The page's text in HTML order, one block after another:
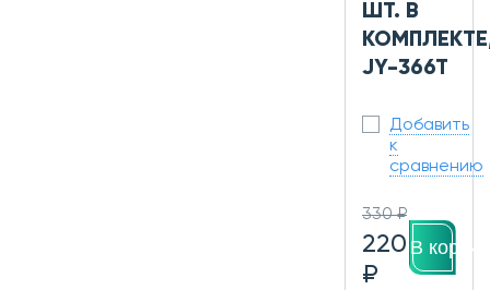
ШТ. В
JY-366T
Добавить
к
сравнению
330 ₽
220
₽
В